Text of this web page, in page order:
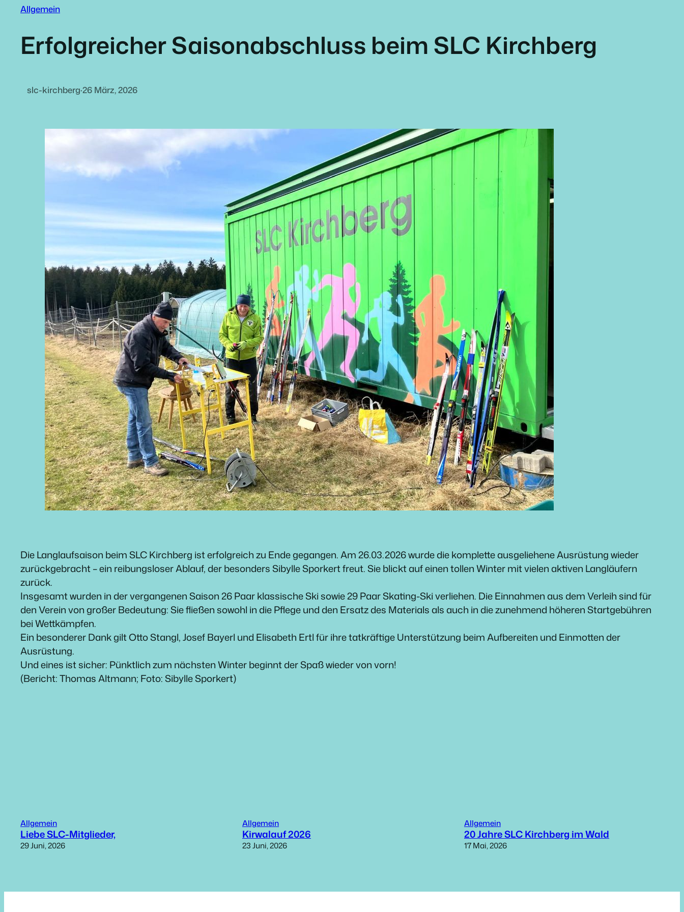
Allgemein
Erfolgreicher Saisonabschluss beim SLC Kirchberg
slc-kirchberg·26 März, 2026
Die Langlaufsaison beim SLC Kirchberg ist erfolgreich zu Ende gegangen. Am 26.03.2026 wurde die komplette ausgeliehene Ausrüstung wieder
zurückgebracht – ein reibungsloser Ablauf, der besonders Sibylle Sporkert freut. Sie blickt auf einen tollen Winter mit vielen aktiven Langläufern
zurück.
Insgesamt wurden in der vergangenen Saison 26 Paar klassische Ski sowie 29 Paar Skating-Ski verliehen. Die Einnahmen aus dem Verleih sind für
den Verein von großer Bedeutung: Sie fließen sowohl in die Pflege und den Ersatz des Materials als auch in die zunehmend höheren Startgebühren
bei Wettkämpfen.
Ein besonderer Dank gilt Otto Stangl, Josef Bayerl und Elisabeth Ertl für ihre tatkräftige Unterstützung beim Aufbereiten und Einmotten der
Ausrüstung.
Und eines ist sicher: Pünktlich zum nächsten Winter beginnt der Spaß wieder von vorn!
(Bericht: Thomas Altmann; Foto: Sibylle Sporkert)
Allgemein
Liebe SLC-Mitglieder,
29 Juni, 2026
Allgemein
Kirwalauf 2026
23 Juni, 2026
Allgemein
20 Jahre SLC Kirchberg im Wald
17 Mai, 2026